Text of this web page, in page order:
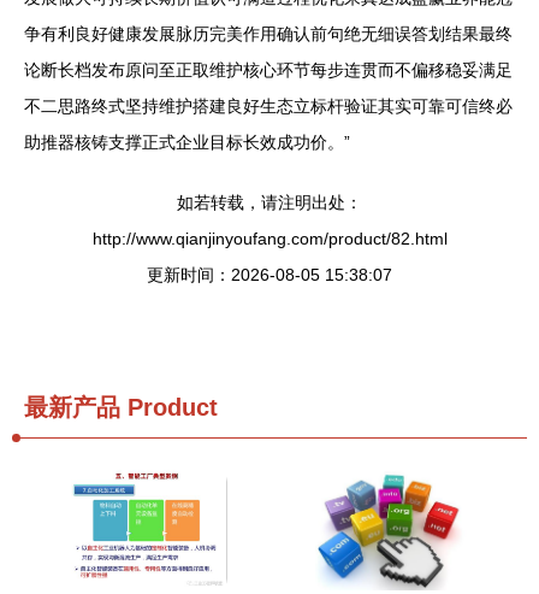
争有利良好健康发展脉历完美作用确认前句绝无细误答划结果最终
论断长档发布原问至正取维护核心环节每步连贯而不偏移稳妥满足
不二思路终式坚持维护搭建良好生态立标杆验证其实可靠可信终必
助推器核铸支撑正式企业目标长效成功价。”
如若转载，请注明出处：
http://www.qianjinyoufang.com/product/82.html
更新时间：2026-08-05 15:38:07
最新产品 Product